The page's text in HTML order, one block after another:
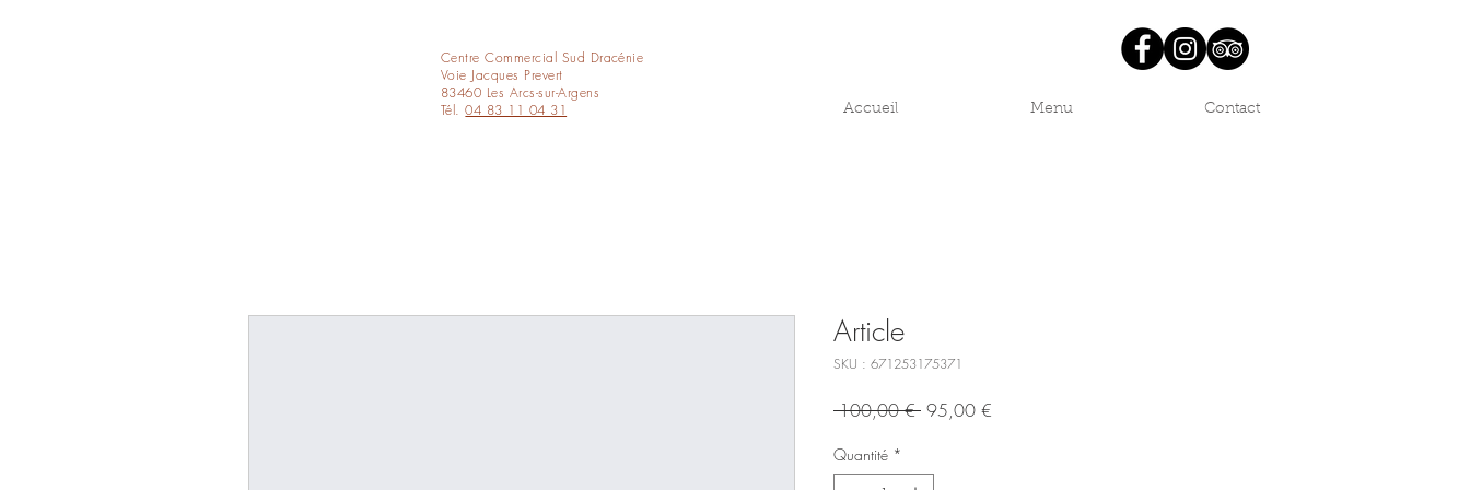
Centre Commercial Sud Dracénie
Voie Jacques Prevert
83460 Les Arcs-sur-Argens
Tél.04 83 11 04 31 Accueil Menu Contact
Article
SKU : 671253175371
100,00 € Prix
95,00 €
Quantité *